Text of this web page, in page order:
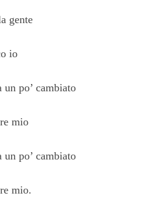
gente
io
un po’ cambiato
mio
un po’ cambiato
mio.